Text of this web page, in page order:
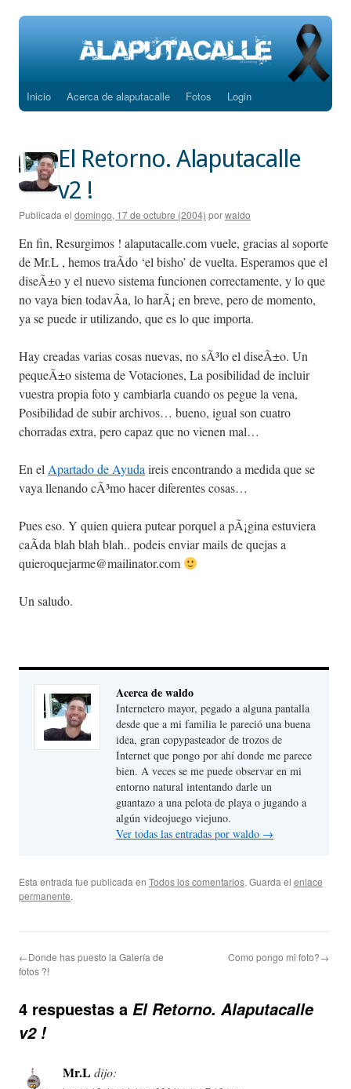
Saltar
contenido
Inicio Acerca de alaputacalle Fotos Login
El Retorno. Alaputacalle
v2 !
Publicada el domingo, 17 de octubre (2004) porwaldo
En fin, Resurgimos ! alaputacalle.com vuele, gracias al soporte
de Mr.L , hemos traÃ­do ‘el bisho’ de vuelta. Esperamos que el
diseÃ±o y el nuevo sistema funcionen correctamente, y lo que
no vaya bien todavÃ­a, lo harÃ¡ en breve, pero de momento,
ya se puede ir utilizando, que es lo que importa.
Hay creadas varias cosas nuevas, no sÃ³lo el diseÃ±o. Un
pequeÃ±o sistema de Votaciones, La posibilidad de incluir
vuestra propia foto y cambiarla cuando os pegue la vena,
Posibilidad de subir archivos… bueno, igual son cuatro
chorradas extra, pero capaz que no vienen mal…
En elApartado de Ayudaireis encontrando a medida que se
vaya llenando cÃ³mo hacer diferentes cosas…
Pues eso. Y quien quiera putear porquel a pÃ¡gina estuviera
caÃ­da blah blah blah.. podeis enviar mails de quejas a
quieroquejarme@mailinator.com
Un saludo.
Acerca de waldo
Internetero mayor, pegado a alguna pantalla
desde que a mi familia le pareció una buena
idea, gran copypasteador de trozos de
Internet que pongo por ahí donde me parece
bien. A veces se me puede observar en mi
entorno natural intentando darle un
guantazo a una pelota de playa o jugando a
algún videojuego viejuno.
Ver todas las entradas por waldo →
Esta entrada fue publicada en Todos los comentarios. Guarda el enlace
permanente.
←Donde has puesto la Galería de
fotos ?!
Como pongo mi foto?→
4 respuestas a El Retorno. Alaputacalle
v2 !
Mr.Ldijo: